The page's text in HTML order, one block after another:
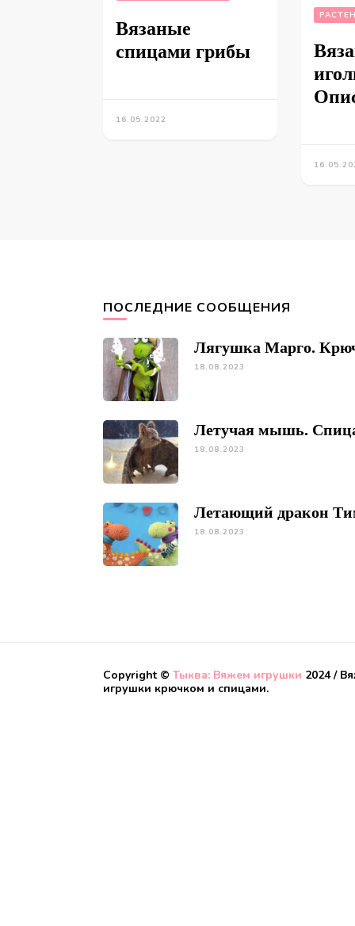
Вязаные
спицами грибы
16.05.2022
ПОСЛЕДНИЕ СООБЩЕНИЯ
Лягушка Марго.
18.08.2023
Летучая мышь.
18.08.2023
Летающий дракон
18.08.2023
Copyright © Тыква: Вяжем игрушки 2024 /
игрушки крючком и спицами.